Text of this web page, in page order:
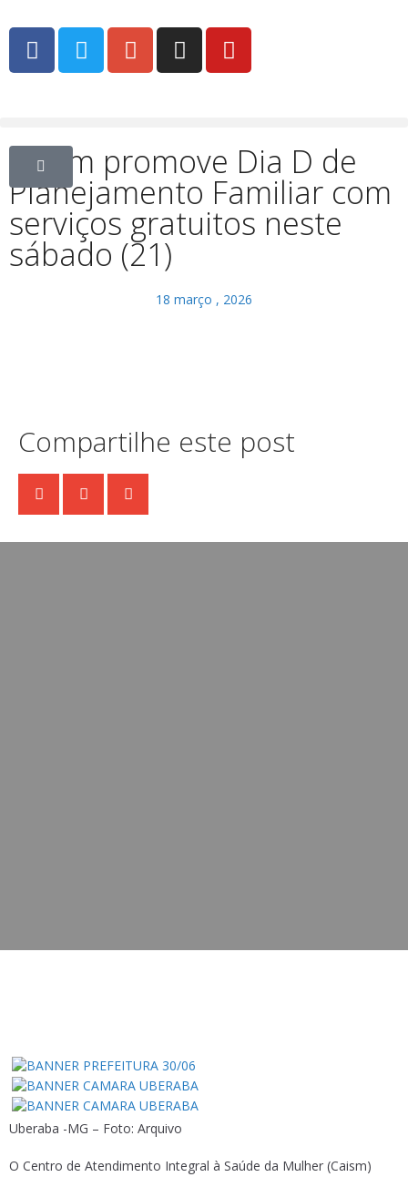
Caism promove Dia D de
Planejamento Familiar com
serviços gratuitos neste
sábado (21)
18 março , 2026
Compartilhe este post
Uberaba -MG – Foto: Arquivo
O Centro de Atendimento Integral à Saúde da Mulher (Caism)